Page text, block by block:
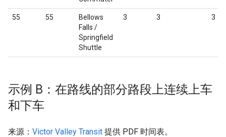
55 55
Bellows
Falls /
Springfield
Shuttle
3 3 3
示例 B：在路线的部分路段上连续上车
和下车
来源： Victor Valley Transit 提供 PDF 时间表。